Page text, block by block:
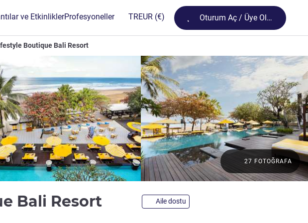
ve EtkinliklerProfesyoneller TREUR (€) Loading...
Oturum Aç / Üye Olun
Boutique Bali Resort
Bali Resort 5 yıldızAile dostu
27 FOTOĞRAFA